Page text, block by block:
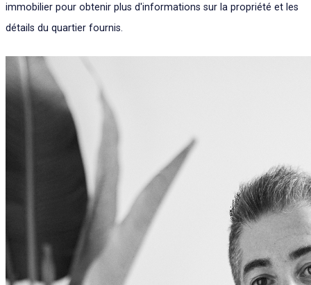
immobilier pour obtenir plus d'informations sur la propriété et les
détails du quartier fournis.